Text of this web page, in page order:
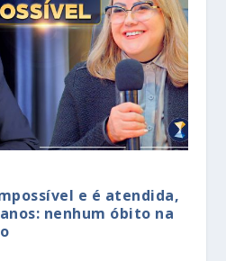
e é atendida,
nenhum óbito na